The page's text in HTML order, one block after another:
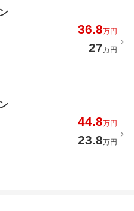
36.8万円
27万円
44.8万円
23.8万円